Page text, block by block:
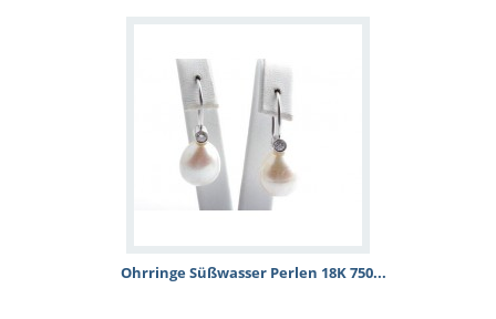
Ohrringe Süßwasser Perlen 18K 750...